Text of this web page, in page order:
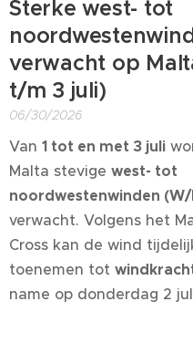
Sterke west- tot
verwacht op
t/m 3 juli)
06/30/2026
Van 1 tot en met 3 juli
Malta stevige west- tot
noordwestenwinden
verwacht. Volgens het
Cross kan de wind
toenemen tot
name op donderdag 2